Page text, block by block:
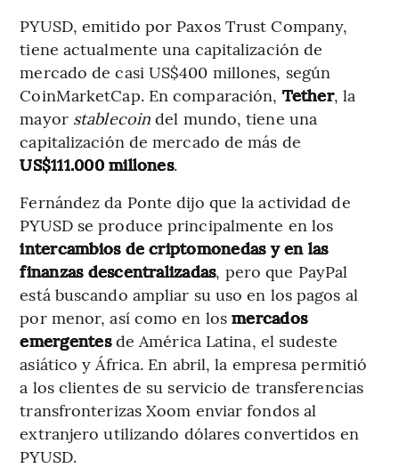
PYUSD, emitido por Paxos Trust Company,
tiene actualmente una capitalización de
mercado de casi US$400 millones, según
CoinMarketCap. En comparación, Tether, la
mayor stablecoin del mundo, tiene una
capitalización de mercado de más de
US$111.000 millones.
Fernández da Ponte dijo que la actividad de
PYUSD se produce principalmente en los
intercambios de criptomonedas y en las
finanzas descentralizadas, pero que PayPal
está buscando ampliar su uso en los pagos al
por menor, así como en losmercados
emergentesde América Latina, el sudeste
asiático y África. En abril, la empresa permitió
a los clientes de su servicio de transferencias
transfronterizas Xoom enviar fondos al
extranjero utilizando dólares convertidos en
PYUSD.